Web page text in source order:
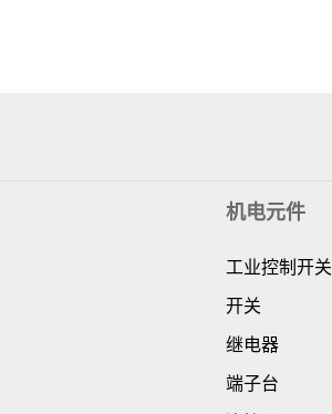
机电元件
工业控制开关
开关
继电器
端子台